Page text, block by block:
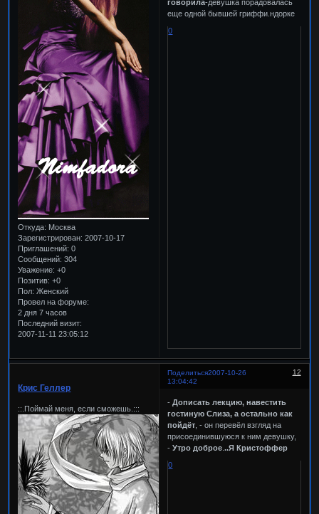
Откуда: Москва
Зарегистрирован: 2007-10-17
Приглашений: 0
Сообщений: 304
Уважение: +0
Позитив: +0
Пол: Женский
Провел на форуме:
2 дня 7 часов
Последний визит:
2007-11-11 23:05:12
говорила-девушка порадовалась
еще одной бывшей гриффи.ндорке
0
Поделиться 12
2007-10-26
13:04:42
Крис Геллер
::.Поймай меня, если сможешь.:::
-Дописать лекцию, навестить
гостиную Слиза, а остально как
пойдёт , - он перевёл взгляд на
присоединившуюся к ним девушку,
-Утро доброе ...Я Кристоффер
0